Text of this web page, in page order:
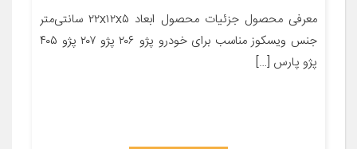
معرفی محصول جزئیات محصول ابعاد ۲۲x۱۲x۵ سانتی‌متر
جنس ویسکوز مناسب برای خودرو پژو ۲۰۶ پژو ۲۰۷ پژو ۴۰۵
پژو پارس […]